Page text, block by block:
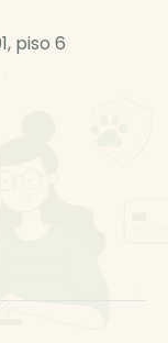
piso 6